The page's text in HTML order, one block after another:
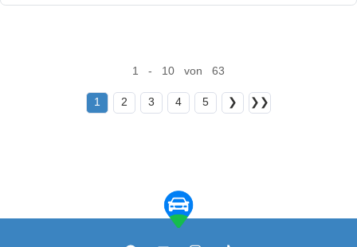
1 - 10 von 63
1 2 3 4 5 ❯ ❯❯